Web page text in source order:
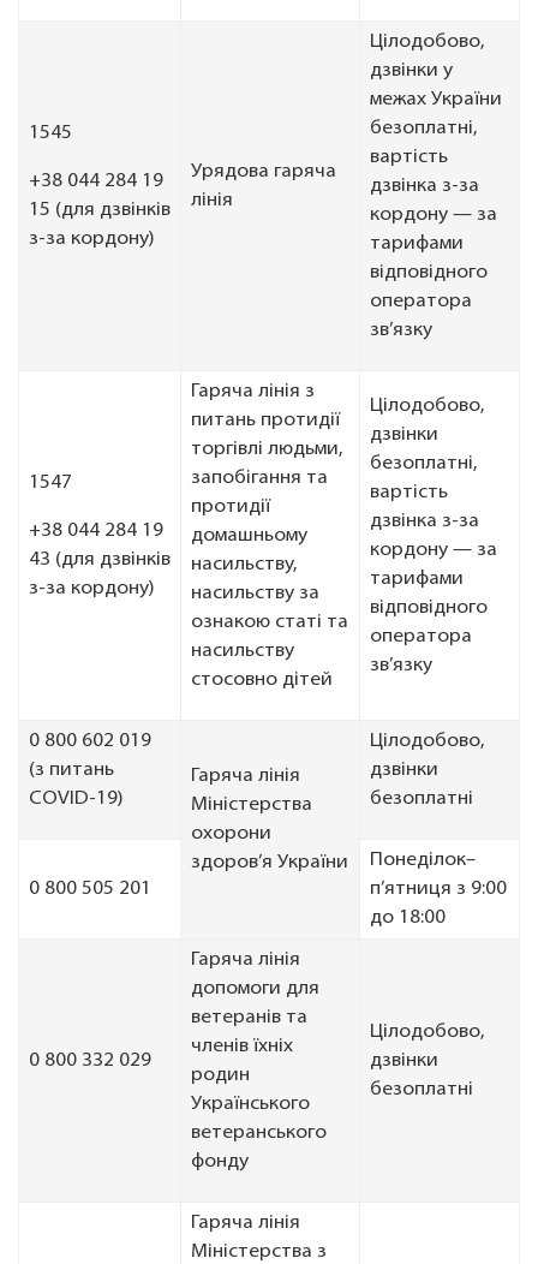
1545
+38 044 284 19
15 (для дзвінків
з-за кордону)
Урядова гаряча
лінія
Цілодобово,
дзвінки у
межах України
безоплатні,
вартість
дзвінка з-за
кордону — за
тарифами
відповідного
оператора
зв’язку
1547
+38 044 284 19
43 (для дзвінків
з-за кордону)
Гаряча лінія з
питань протидії
торгівлі людьми,
запобігання та
протидії
домашньому
насильству,
насильству за
ознакою статі та
насильству
стосовно дітей
Цілодобово,
дзвінки
безоплатні,
вартість
дзвінка з-за
кордону — за
тарифами
відповідного
оператора
зв’язку
0 800 602 019
(з питань
COVID-19)
Гаряча лінія
Міністерства
охорони
здоров’я України
Цілодобово,
дзвінки
безоплатні
0 800 505 201
Понеділок–
п’ятниця з 9:00
до 18:00
0 800 332 029
Гаряча лінія
допомоги для
ветеранів та
членів їхніх
родин
Українського
ветеранського
фонду
Цілодобово,
дзвінки
безоплатні
Гаряча лінія
Міністерства з